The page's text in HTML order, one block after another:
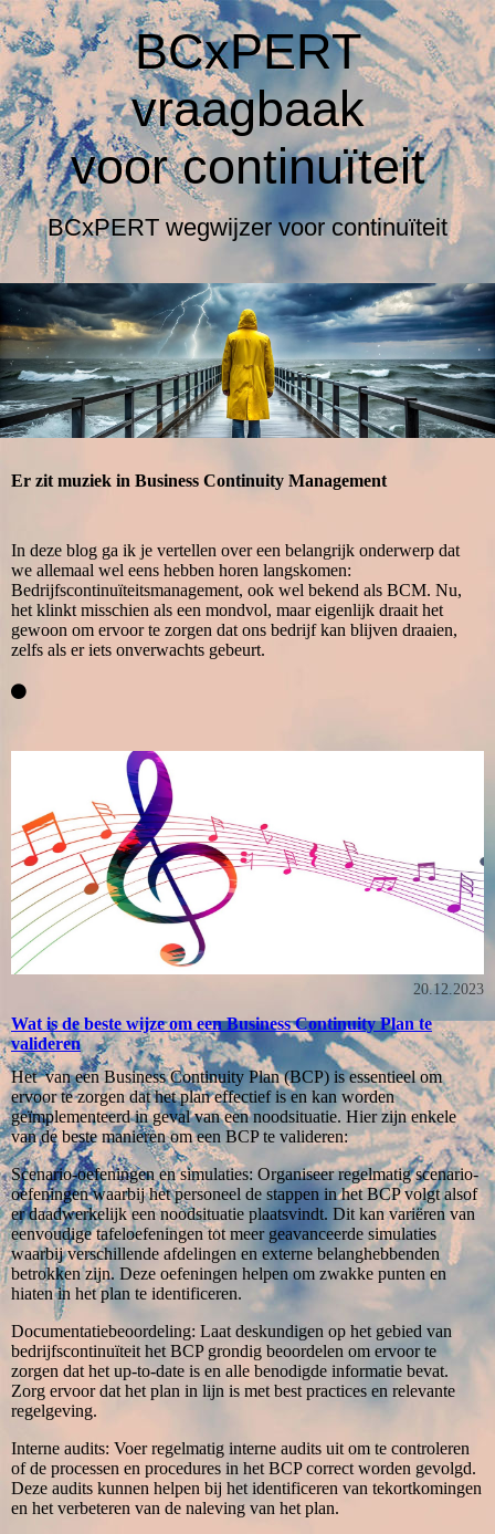
BCxPERT
vraagbaak
voorcontinuïteit
BCxPERT wegwijzer voor continuïteit
Er zit muziek in Business Continuity Management
In deze blog ga ik je vertellen over een belangrijk onderwerp dat
we allemaal wel eens hebben horen langskomen:
Bedrijfscontinuïteitsmanagement, ook wel bekend als BCM. Nu,
het klinkt misschien als een mondvol, maar eigenlijk draait het
gewoon om ervoor te zorgen dat ons bedrijf kan blijven draaien,
zelfs als er iets onverwachts gebeurt.
20.12.2023
Wat is de beste wijze om een Business Continuity Plan te
valideren
Het van een Business Continuity Plan (BCP) is essentieel om
ervoor te zorgen dat het plan effectief is en kan worden
geïmplementeerd in geval van een noodsituatie. Hier zijn enkele
van de beste manieren om een BCP te valideren:
Scenario-oefeningen en simulaties: Organiseer regelmatig scenario-
oefeningen waarbij het personeel de stappen in het BCP volgt alsof
er daadwerkelijk een noodsituatie plaatsvindt. Dit kan variëren van
eenvoudige tafeloefeningen tot meer geavanceerde simulaties
waarbij verschillende afdelingen en externe belanghebbenden
betrokken zijn. Deze oefeningen helpen om zwakke punten en
hiaten in het plan te identificeren.
Documentatiebeoordeling: Laat deskundigen op het gebied van
bedrijfscontinuïteit het BCP grondig beoordelen om ervoor te
zorgen dat het up-to-date is en alle benodigde informatie bevat.
Zorg ervoor dat het plan in lijn is met best practices en relevante
regelgeving.
Interne audits: Voer regelmatig interne audits uit om te controleren
of de processen en procedures in het BCP correct worden gevolgd.
Deze audits kunnen helpen bij het identificeren van tekortkomingen
en het verbeteren van de naleving van het plan.